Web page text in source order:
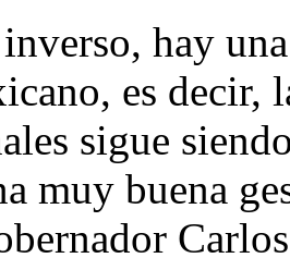
hay
es decir,
sigue
muy buena